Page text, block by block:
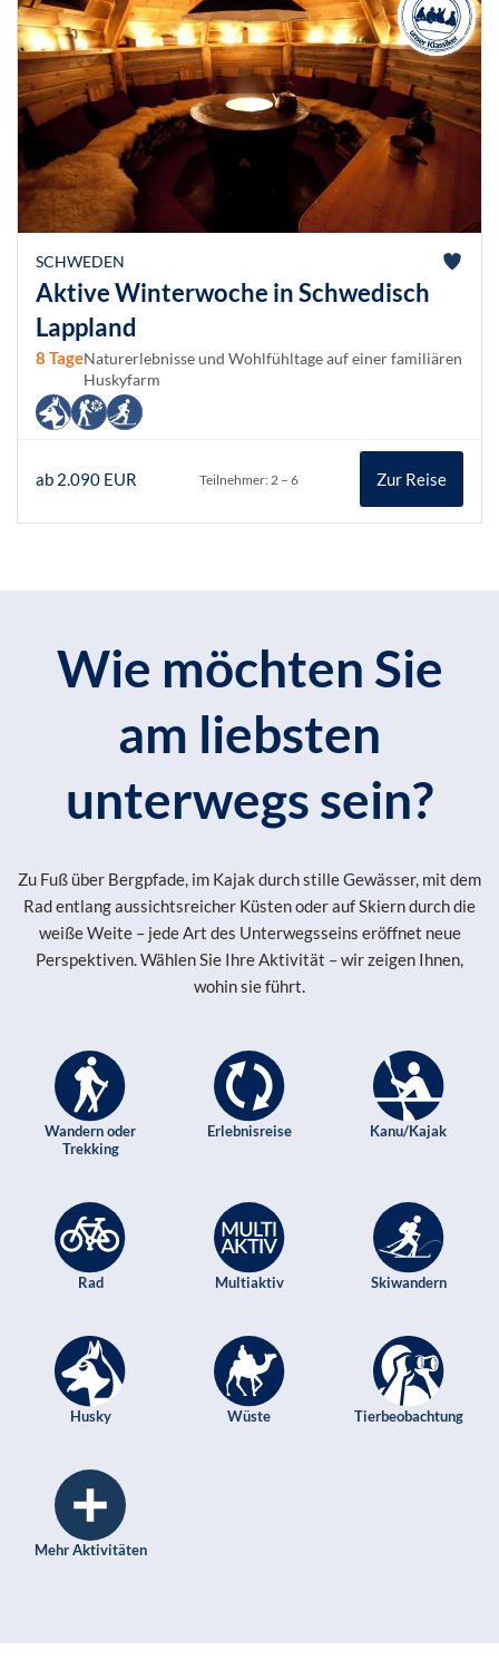
SCHWEDEN
Aktive Winterwoche in Schwedisch
Lappland
8 TageNaturerlebnisse und Wohlfühltage auf einer familiären
Huskyfarm
ab 2.090 EUR Teilnehmer: 2 – 6 Zur Reise
Wie möchten Sie
am liebsten
unterwegs sein?
Zu Fuß über Bergpfade, im Kajak durch stille Gewässer, mit dem
Rad entlang aussichtsreicher Küsten oder auf Skiern durch die
weiße Weite – jede Art des Unterwegsseins eröffnet neue
Perspektiven. Wählen Sie Ihre Aktivität – wir zeigen Ihnen,
wohin sie führt.
Wandern oder
Trekking
Erlebnisreise Kanu/Kajak
Rad Multiaktiv Skiwandern
Husky Wüste Tierbeobachtung
Mehr Aktivitäten